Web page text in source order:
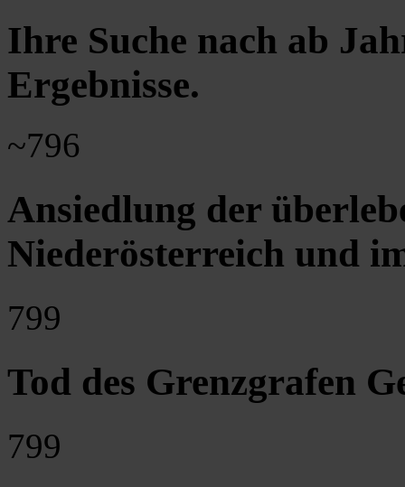
Ihre Suche nach ab
Ergebnisse.
~796
Ansiedlung der
Niederösterreich und
799
Tod des Grenzgrafen
799